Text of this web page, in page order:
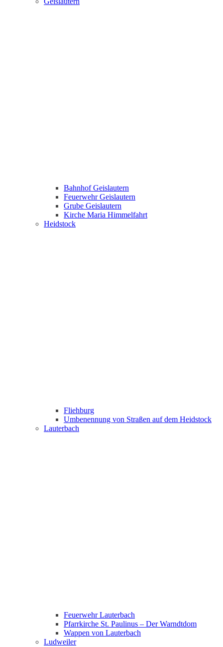
Bahnhof Geislautern
Feuerwehr Geislautern
Grube Geislautern
Kirche Maria Himmelfahrt
Heidstock
Fliehburg
Umbenennung von Straßen auf dem Heidstock
Lauterbach
Feuerwehr Lauterbach
Pfarrkirche St. Paulinus – Der Warndtdom
Wappen von Lauterbach
Ludweiler